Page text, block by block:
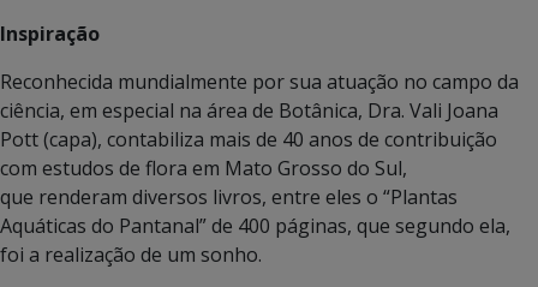
Inspiração
Reconhecida mundialmente por sua atuação no campo da
ciência, em especial na área de Botânica, Dra. Vali Joana
Pott (capa), contabiliza mais de 40 anos de contribuição
com estudos de flora em Mato Grosso do Sul,
que renderam diversos livros, entre eles o “Plantas
Aquáticas do Pantanal” de 400 páginas, que segundo ela,
foi a realização de um sonho.